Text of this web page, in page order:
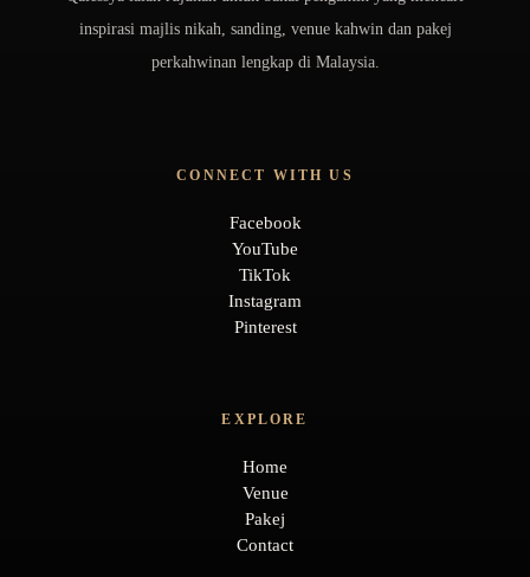
inspirasi majlis nikah, sanding, venue kahwin dan pakej
perkahwinan lengkap di Malaysia.
CONNECT WITH US
Facebook
YouTube
TikTok
Instagram
Pinterest
EXPLORE
Home
Venue
Pakej
Contact